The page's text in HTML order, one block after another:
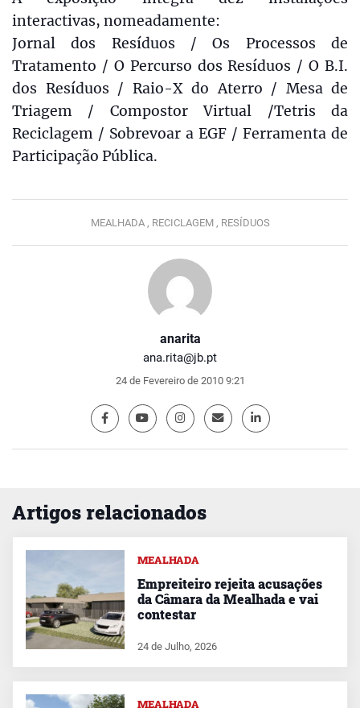
anarita
ana.rita@jb.pt
24 de Fevereiro de 2010 9:21
interactivas, nomeadamente:
Jornal dos Resíduos / Os Processos de
Tratamento / O Percurso dos Resíduos / O B.I.
dos Resíduos / Raio-X do Aterro / Mesa de
Triagem / Compostor Virtual /Tetris da
Reciclagem / Sobrevoar a EGF / Ferramenta de
Participação Pública.
MEALHADA , RECICLAGEM , RESÍDUOS
Artigos relacionados
MEALHADA
Empreiteiro rejeita acusações
da Câmara da Mealhada e vai
contestar
24 de Julho, 2026
MEALHADA